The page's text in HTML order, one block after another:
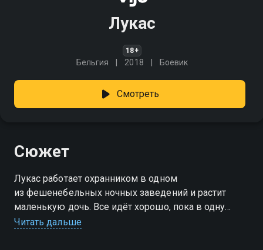
Лукас
18+
Бельгия 2018 Боевик
Смотреть
Сюжет
Лукас работает охранником в одном
из фешенебельных ночных заведений и растит
маленькую дочь. Все идёт хорошо, пока в одну
из смен он не совершает непредумышленное
Читать дальше